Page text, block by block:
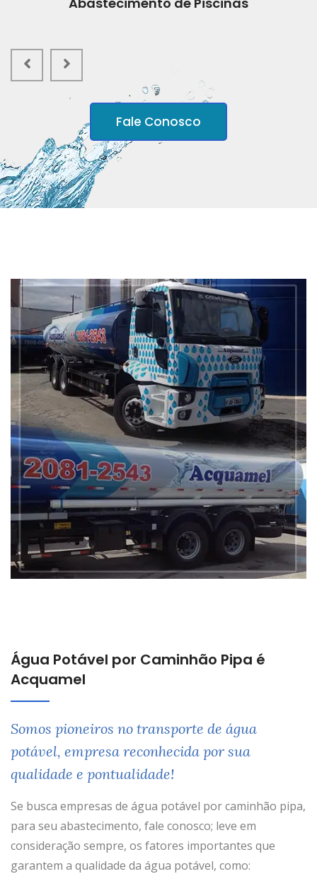
Fale Conosco
Água Potável por Caminhão Pipa é
Acquamel
Somos pioneiros no transporte de água
potável, empresa reconhecida por sua
qualidade e pontualidade!
Se busca empresas de água potável por caminhão pipa,
para seu abastecimento, fale conosco; leve em
consideração sempre, os fatores importantes que
garantem a qualidade da água potável, como: